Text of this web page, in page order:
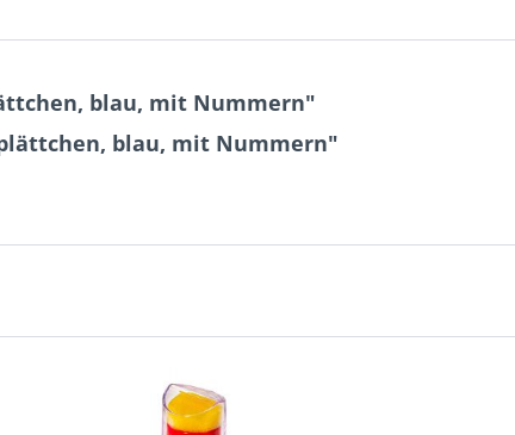
blau, mit Nummern"
blau, mit Nummern"